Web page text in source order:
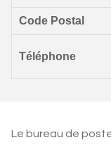
Code Postal
Téléphone
Le bureau de